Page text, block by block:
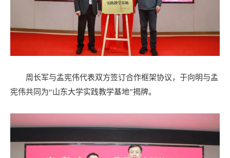
周长军与孟宪伟代表双方签订合作框架协议，于向明与孟
宪伟共同为“山东大学实践教学基地”揭牌。